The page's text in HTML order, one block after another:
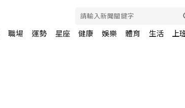
職場 運勢 星座 健康 娛樂 體育 生活 上